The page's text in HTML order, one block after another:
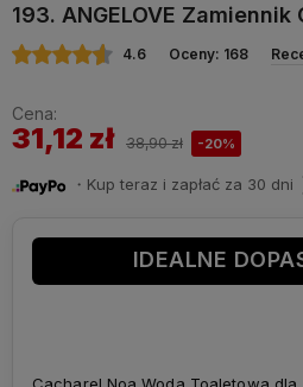
193. ANGELOVE Zamiennik
4.6 Oceny: 168
Cena:
31,12 zł 38,90 zł -20%
・Kup teraz i zapłać za 30 dni
IDEALNE